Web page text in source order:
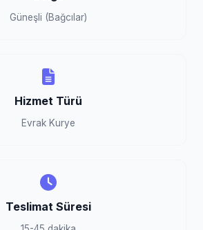
Güneşli (Bağcılar)
Hizmet Türü
Evrak Kurye
Teslimat Süresi